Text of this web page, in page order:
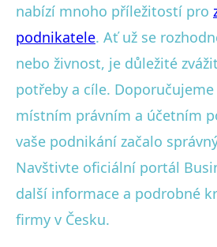
nabízí mnoho příležitostí pro
podnikatele. Ať už se
nebo živnost, je důležité
potřeby a cíle.
místním právním a účetním
vaše podnikání začalo
Navštivte oficiální portál
další informace a podrobné
firmy v Česku.